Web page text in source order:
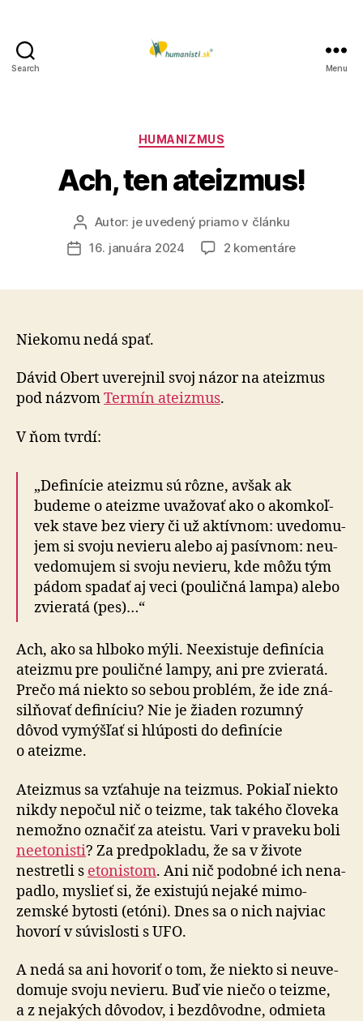
Search Menu
Kategórie
HUMANIZMUS
Ach, ten ateizmus!
Autor
článku
Autor: je uvedený priamo v článku
Dátum
16. januára 2024 2 komentárena
Niekomu nedá spať.
Dávid Obert uverejnil svoj názor na ateizmus
pod názvomTermín ateizmus.
V ňom tvrdí:
„Definície ateizmu sú rôzne, avšak ak
budeme o ateizme uva­žo­vať ako o akom­koľ­
vek stave bez viery či už aktívnom: uve­do­mu­
jem si svoju nevieru alebo aj pasív­nom: ne­u­
ve­do­mu­jem si svoju ne­vieru, kde môžu tým
pádom spadať aj veci (po­u­lič­ná lampa) alebo
zvie­ra­tá (pes)…“
Ach, ako sa hlboko mýli. Neexistuje definícia
ateizmu pre po­u­lič­né lampy, ani pre zvie­ra­tá.
Prečo má niekto so se­bou problém, že ide zná­
sil­ňo­vať de­fi­ní­ciu? Nie je žiaden rozumný
dôvod vymýšľať si hlú­posti do de­fi­ní­cie
o ateizme.
Ateizmus sa vzťahuje na teizmus. Pokiaľ niekto
nikdy nepočul nič o teizme, tak takého človeka
ne­mož­no ozna­čiť za a­te­istu. Vari v pra­veku boli
neetonisti? Za pred­po­kla­du, že sa v ži­vote
nestretli s eto­nis­tom. Ani nič po­dob­né ich ne­na­
padlo, myslieť si, že existujú ne­ja­ké mimo­
zemské bytosti (etóni). Dnes sa o nich naj­viac
hovorí v sú­vislosti s UFO.
A nedá sa ani hovoriť o tom, že niekto si neu­ve­
do­muje svoju ne­vieru. Buď vie niečo o teizme,
a z ne­ja­kých dô­vo­dov, i bez­dô­vodne, odmieta